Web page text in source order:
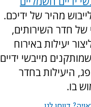
מהיר של ידיכם.
של חדר השירותים,
יעילות באירוח
מייבשי ידיים
היעילות בחדר
בו.